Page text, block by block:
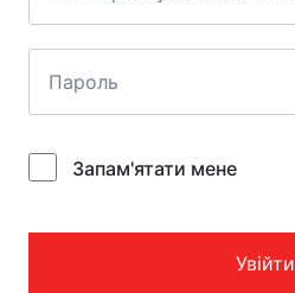
Запам'ятати мене
Увійти